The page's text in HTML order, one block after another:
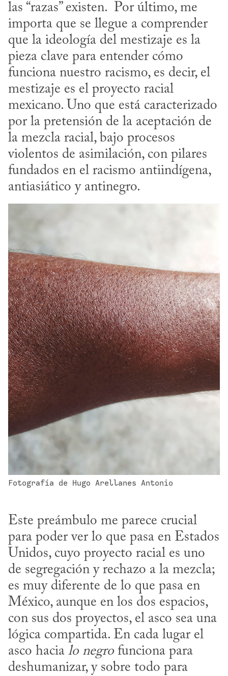
las “razas” existen.  Por último, me
importa que se llegue a comprender
que la ideología del mestizaje es la
pieza clave para entender cómo
funciona nuestro racismo, es decir, el
mestizaje es el proyecto racial
mexicano. Uno que está caracterizado
por la pretensión de la aceptación de
la mezcla racial, bajo procesos
violentos de asimilación, con pilares
fundados en el racismo antiindígena,
antiasiático y antinegro.
Fotografía de Hugo Arellanes Antonio
Este preámbulo me parece crucial
para poder ver lo que pasa en Estados
Unidos, cuyo proyecto racial es uno
de segregación y rechazo a la mezcla;
es muy diferente de lo que pasa en
México, aunque en los dos espacios,
con sus dos proyectos, el asco sea una
lógica compartida. En cada lugar el
asco hacia lo negro funciona para
deshumanizar, y sobre todo para